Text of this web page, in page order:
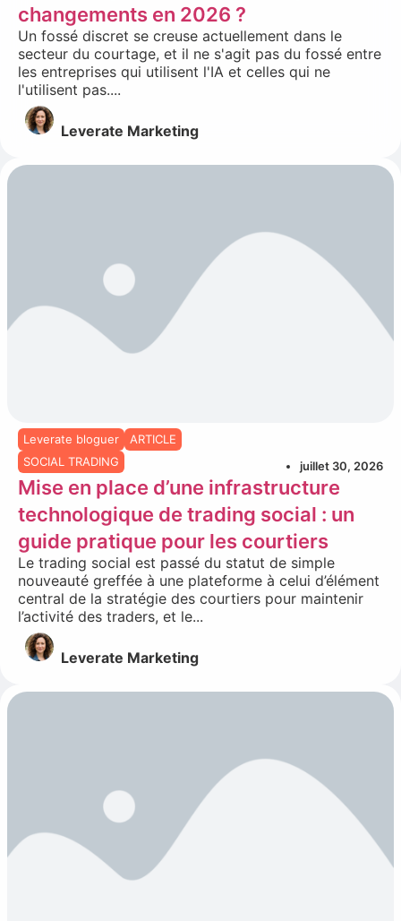
changements en 2026 ?
Un fossé discret se creuse actuellement dans le
secteur du courtage, et il ne s'agit pas du fossé entre
les entreprises qui utilisent l'IA et celles qui ne
l'utilisent pas....
Leverate Marketing
Leverate bloguer
ARTICLE
SOCIAL TRADING
juillet 30, 2026
Mise en place d’une infrastructure
technologique de trading social : un
guide pratique pour les courtiers
Le trading social est passé du statut de simple
nouveauté greffée à une plateforme à celui d’élément
central de la stratégie des courtiers pour maintenir
l’activité des traders, et le...
Leverate Marketing